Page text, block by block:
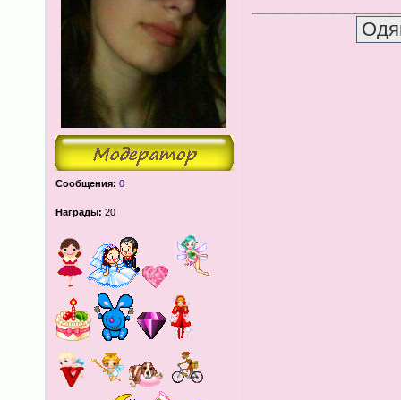
Сообщения: 0
Награды: 20